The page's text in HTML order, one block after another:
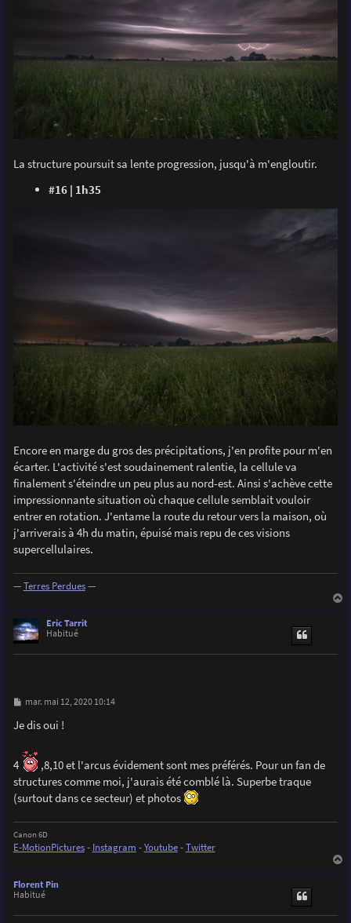
La structure poursuit sa lente progression, jusqu'à m'engloutir.
#16 | 1h35
Encore en marge du gros des précipitations, j'en profite pour m'en
écarter. L'activité s'est soudainement ralentie, la cellule va
finalement s'éteindre un peu plus au nord-est. Ainsi s'achève cette
impressionnante situation où chaque cellule semblait vouloir
entrer en rotation. J'entame la route du retour vers la maison, où
j'arriverais à 4h du matin, épuisé mais repu de ces visions
supercellulaires.
—Terres Perdues—
Eric Tarrit
Habitué
M
s
s
g
e
mar. mai 12, 2020 10:14
Je dis oui !
4
,8,10 et l'arcus évidement sont mes préférés. Pour un fan de
structures comme moi, j'aurais été comblé là. Superbe traque
(surtout dans ce secteur) et photos
Canon 6D
E-MotionPictures- Instagram -Youtube-Twitter
Florent Pin
Habitué